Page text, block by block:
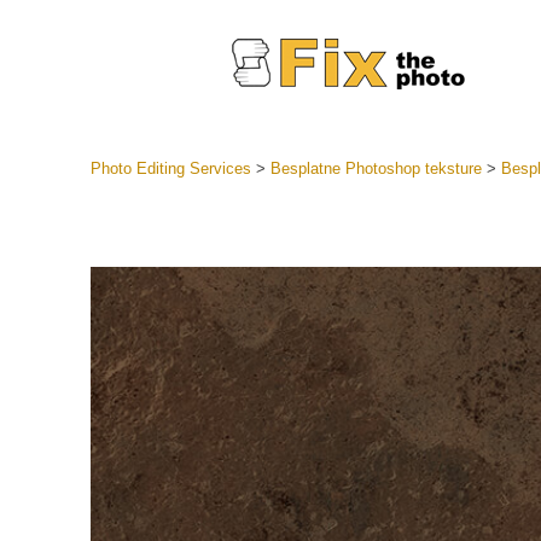
Uređivanje
ponude
Mobilne
Photo Editing Services > Besplatne Photoshop teksture>